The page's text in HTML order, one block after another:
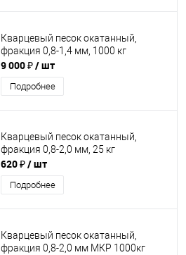
Кварцевый песок окатанный,
фракция 0,8-1,4 мм, 1000 кг
9 000 ₽/ шт
Подробнее
Кварцевый песок окатанный,
фракция 0,8-2,0 мм, 25 кг
620 ₽/ шт
Подробнее
Кварцевый песок окатанный,
фракция 0,8-2,0 мм МКР 1000кг